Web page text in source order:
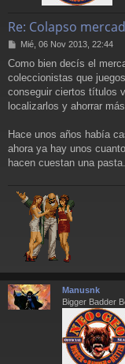
Re: Colapso
M
n
s
a
j
Mié, 06 Nov 2013, 22:44
Como bien decís el
coleccionistas que
conseguir ciertos títulos
localizarlos y ahorrar
Hace unos años había
ahora ya hay unos
hacen cuestan una
Manusnk
Bigger Badder